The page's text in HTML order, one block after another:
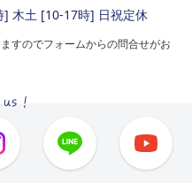
木土 [10-17時] 日祝定休
すのでフォームからの問合せがお